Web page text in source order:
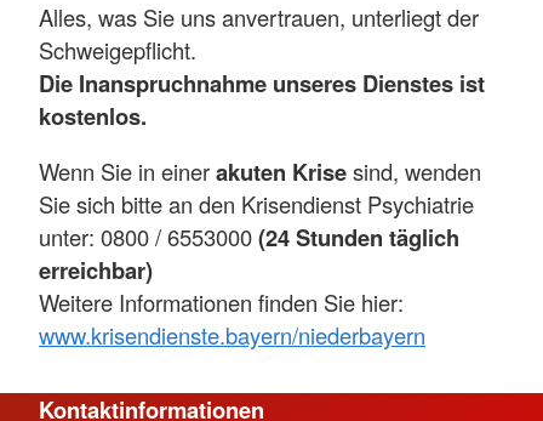
Alles, was Sie uns anvertrauen, unterliegt der
Schweigepflicht.
Die Inanspruchnahme unseres Dienstes ist
kostenlos.
Wenn Sie in einerakuten Krisesind, wenden
Sie sich bitte an den Krisendienst Psychiatrie
unter: 0800 / 6553000(24 Stunden täglich
erreichbar)
Weitere Informationen finden Sie hier:
www.krisendienste.bayern/niederbayern
Kontaktinformationen